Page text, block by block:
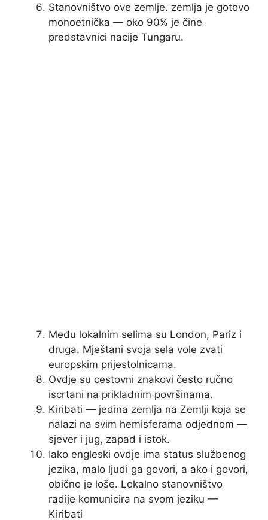
Stanovništvo ove zemlje. zemlja je gotovo
monoetnička — oko 90% je čine
predstavnici nacije Tungaru.
Među lokalnim selima su London, Pariz i
druga. Mještani svoja sela vole zvati
europskim prijestolnicama.
Ovdje su cestovni znakovi često ručno
iscrtani na prikladnim površinama.
Kiribati — jedina zemlja na Zemlji koja se
nalazi na svim hemisferama odjednom —
sjever i jug, zapad i istok.
Iako engleski ovdje ima status službenog
jezika, malo ljudi ga govori, a ako i govori,
obično je loše. Lokalno stanovništvo
radije komunicira na svom jeziku —
Kiribati